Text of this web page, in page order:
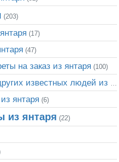
(203)
(17)
(47)
на заказ из янтаря (100)
янтаря (6)
из янтаря (22)